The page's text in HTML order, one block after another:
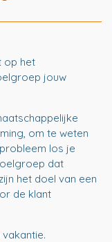
op het
jouw
om te weten
los je
dat
het doel van een
de klant